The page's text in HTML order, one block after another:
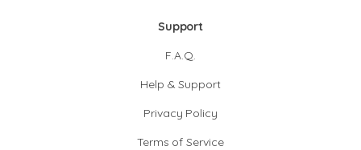
Support
F.A.Q.
Help & Support
Privacy Policy
Terms of Service